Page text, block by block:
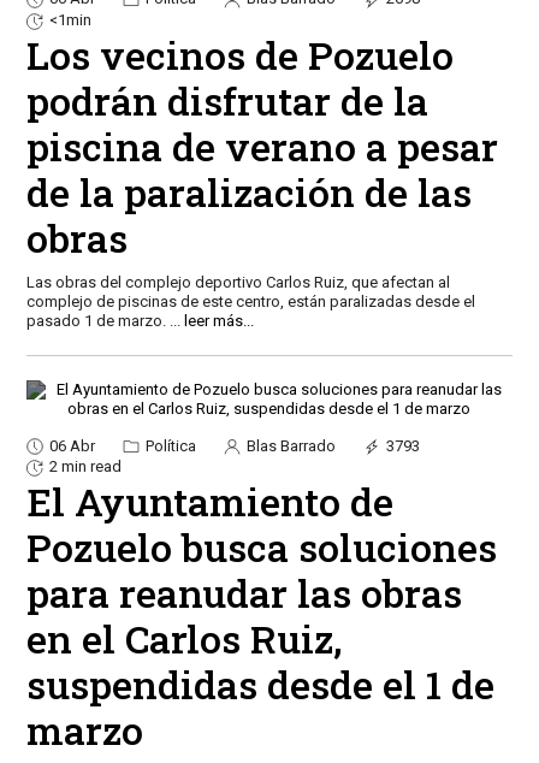
<1min
Los vecinos de Pozuelo
podrán disfrutar de la
piscina de verano a pesar
de la paralización de las
obras
Las obras del complejo deportivo Carlos Ruiz, que afectan al
complejo de piscinas de este centro, están paralizadas desde el
pasado 1 de marzo.
leer más...
06 Abr Política Blas Barrado
3793
2 min read
El Ayuntamiento de
Pozuelo busca soluciones
para reanudar las obras
en el Carlos Ruiz,
suspendidas desde el 1 de
marzo